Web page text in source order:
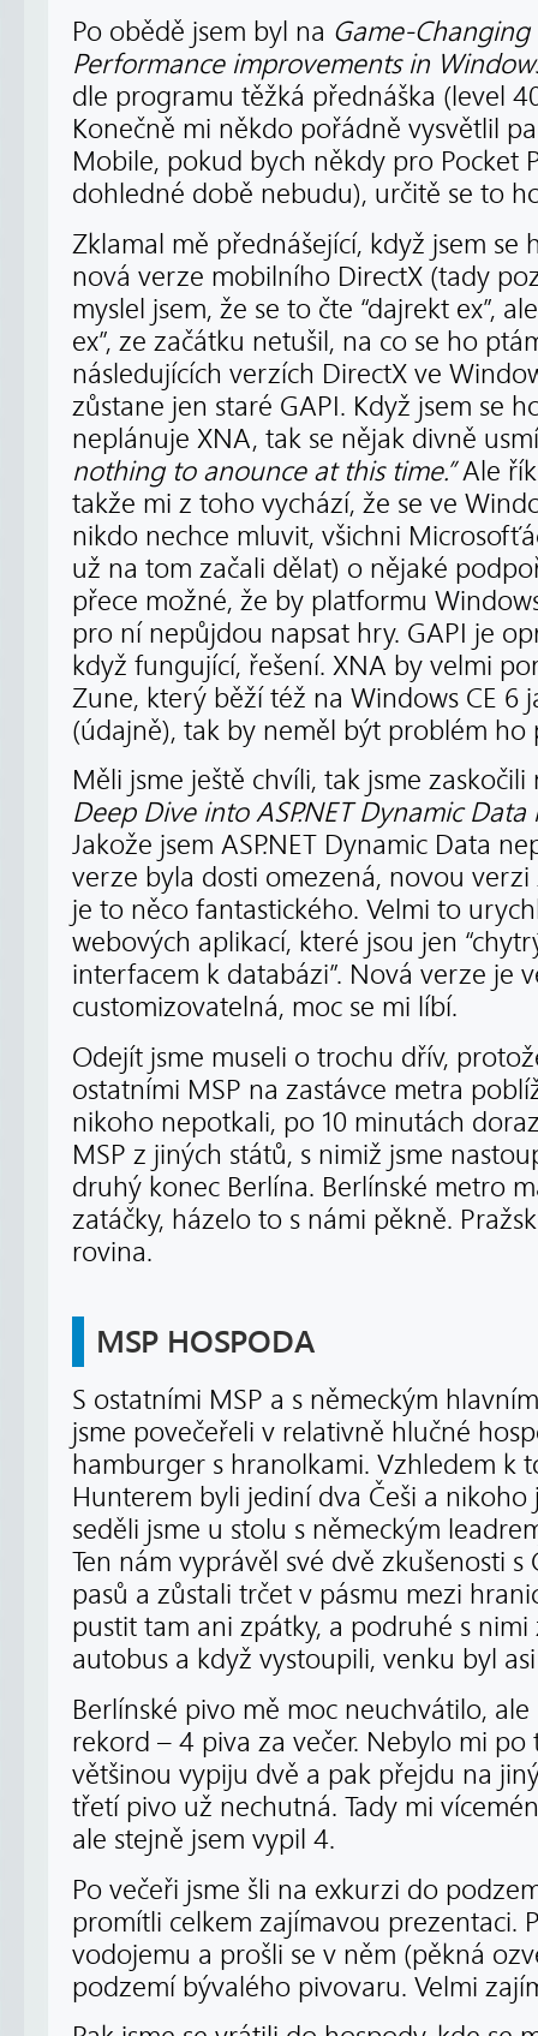
Po obědě jsem byl na Game-
Performance improvements in
dle programu těžká přednáška (level
Konečně mi někdo pořádně vysvětlil
Mobile, pokud bych někdy pro Pocket
dohledné době nebudu), určitě se to
Zklamal mě přednášející, když jsem se
nová verze mobilního DirectX (tady
myslel jsem, že se to čte “dajrekt ex”,
ex”, ze začátku netušil, na co se ho
následujících verzích DirectX ve
zůstane jen staré GAPI. Když jsem se
neplánuje XNA, tak se nějak divně
nothing to anounce at this time.”Ale
takže mi z toho vychází, že se ve
nikdo nechce mluvit, všichni
už na tom začali dělat) o nějaké
přece možné, že by platformu
pro ní nepůjdou napsat hry. GAPI je
když fungující, řešení. XNA by velmi
Zune, který běží též na Windows CE 6
(údajně), tak by neměl být problém ho
Měli jsme ještě chvíli, tak jsme
Deep Dive into ASP.NET Dynamic
Jakože jsem ASP.NET Dynamic Data
verze byla dosti omezená, novou
je to něco fantastického. Velmi to
webových aplikací, které jsou jen
interfacem k databázi”. Nová verze je
customizovatelná, moc se mi líbí.
Odejít jsme museli o trochu dřív,
ostatními MSP na zastávce metra
nikoho nepotkali, po 10 minutách
MSP z jiných států, s nimiž jsme
druhý konec Berlína. Berlínské metro
zatáčky, házelo to s námi pěkně.
rovina.
MSP HOSPODA
S ostatními MSP a s německým
jsme povečeřeli v relativně hlučné
hamburger s hranolkami. Vzhledem k
Hunterem byli jediní dva Češi a
seděli jsme u stolu s německým
Ten nám vyprávěl své dvě zkušenosti
pasů a zůstali trčet v pásmu mezi
pustit tam ani zpátky, a podruhé s nimi
autobus a když vystoupili, venku byl
Berlínské pivo mě moc neuchvátilo,
rekord – 4 piva za večer. Nebylo mi
většinou vypiju dvě a pak přejdu na
třetí pivo už nechutná. Tady mi
ale stejně jsem vypil 4.
Po večeři jsme šli na exkurzi do
promítli celkem zajímavou prezentaci.
vodojemu a prošli se v něm (pěkná
podzemí bývalého pivovaru. Velmi